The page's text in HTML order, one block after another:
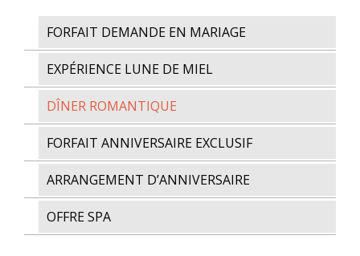
FORFAIT DEMANDE EN MARIAGE
EXPÉRIENCE LUNE DE MIEL
DÎNER ROMANTIQUE
FORFAIT ANNIVERSAIRE EXCLUSIF
ARRANGEMENT D’ANNIVERSAIRE
OFFRE SPA